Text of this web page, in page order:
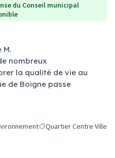
du Conseil municipal
M.
nombreux
la qualité de vie au
de Boigne passe
la catégorie : Urbanisme et
Filtrer les résultats pour
Quartier Centre Ville